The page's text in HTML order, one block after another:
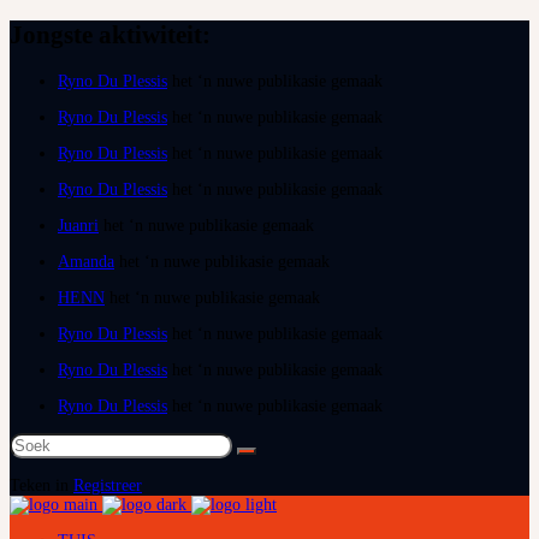
Ryno Du Plessis
Ryno Du Plessis
Ryno Du Plessis
Ryno Du Plessis
Juanri
Amanda
HENN
Ryno Du Plessis
Ryno Du Plessis
Ryno Du Plessis
Soek
na:
Registreer